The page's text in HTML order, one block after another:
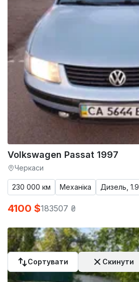
Volkswagen Passat 1997
Черкаси
230 000 км Механіка Дизель, 1.9
4100 $183507 ₴
Сортувати Скинути